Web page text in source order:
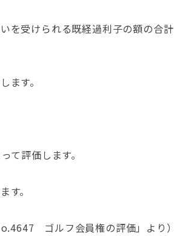
を受けられる既経過利子の額の合計
ます。
て評価します。
す。
ゴルフ会員権の評価」より）